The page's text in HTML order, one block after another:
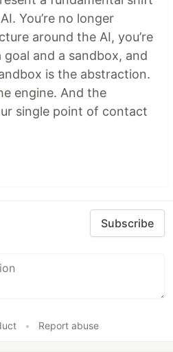
You’re no longer
around the AI, you’re
and a sandbox, and
is the abstraction.
engine. And the
single point of contact
Subscribe
• Report abuse